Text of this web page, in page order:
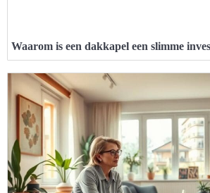
Waarom is een dakkapel een slimme